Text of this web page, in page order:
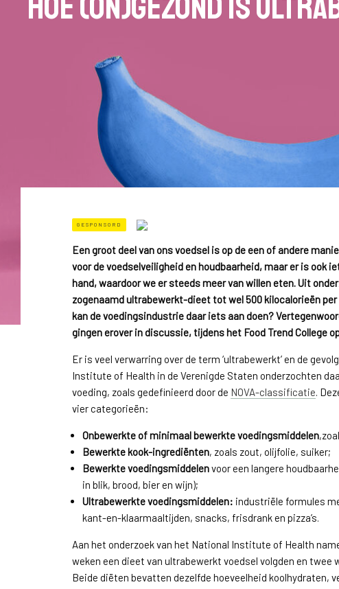
GESPONSORD
Een groot deel van ons voedsel is op de een of andere
voor de voedselveiligheid en houdbaarheid, maar er is ook
hand, waardoor we er steeds meer van willen eten. Uit
zogenaamd ultrabewerkt-dieet tot wel 500 kilocalorieën
kan de voedingsindustrie daar iets aan doen?
gingen erover in discussie, tijdens het Food Trend College
Er is veel verwarring over de term ‘ultrabewerkt’ en de
Institute of Health in de Verenigde Staten onderzochten
voeding, zoals gedefinieerd door de NOVA-classificatie.
vier categorieën:
Onbewerkte of minimaal bewerkte voedingsmiddelen
Bewerkte kook-ingrediënten, zoals zout, olijfolie, suiker;
Bewerkte voedingsmiddelenvoor een langere
in blik, brood, bier en wijn);
Ultrabewerkte voedingsmiddelen: industriële formules
kant-en-klaarmaaltijden, snacks, frisdrank en pizza’s.
Aan het onderzoek van het National Institute of Health
weken een dieet van ultrabewerkt voedsel volgden en twee
Beide diëten bevatten dezelfde hoeveelheid koolhydraten,